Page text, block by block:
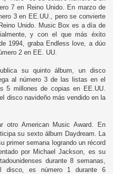
7 en Reino Unido. En marzo de
3 en EE.UU., pero se convierte
Unido. Music Box es a día de
y con el que más éxito
1994, graba Endless love, a dúo
2 en EE. UU.
su quinto álbum, un disco
al número 3 de las listas en el
5 millones de copias en EE.UU.
disco navideño más vendido en la
otro American Music Award. En
su sexto álbum Daydream. La
primer semana logrando un récord
por Michael Jackson, es su
durante 8 semanas,
disco, es número 1 durante 6